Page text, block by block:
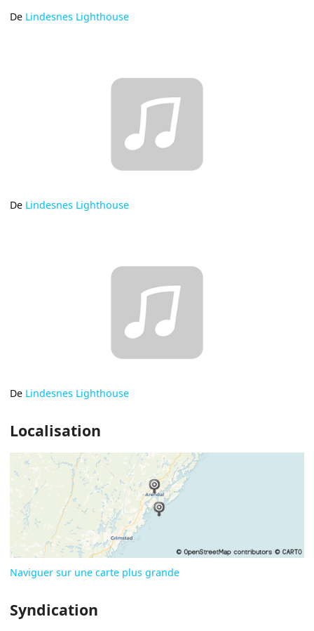
De Lindesnes Lighthouse
De Lindesnes Lighthouse
De Lindesnes Lighthouse
Localisation
Naviguer sur une carte plus grande
Syndication